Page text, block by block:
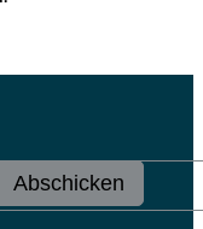
Abschicken